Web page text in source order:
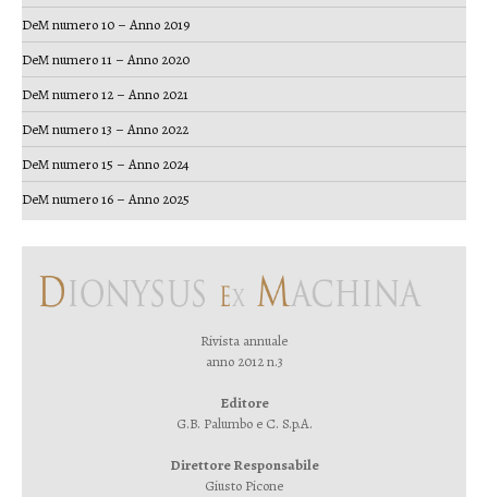
DeM numero 10 – Anno 2019
DeM numero 11 – Anno 2020
DeM numero 12 – Anno 2021
DeM numero 13 – Anno 2022
DeM numero 15 – Anno 2024
DeM numero 16 – Anno 2025
Rivista annuale
anno 2012 n.3
Editore
G.B. Palumbo e C. S.p.A.
Direttore Responsabile
Giusto Picone